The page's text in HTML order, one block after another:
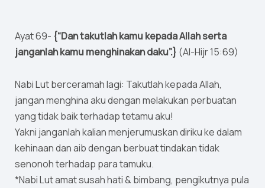
Ayat 69- {“Dan takutlah kamu kepada Allah serta
janganlah kamu menghinakan daku”.} (Al-Hijr 15:69)
Nabi Lut berceramah lagi: Takutlah kepada Allah,
jangan menghina aku dengan melakukan perbuatan
yang tidak baik terhadap tetamu aku!
Yakni janganlah kalian menjerumuskan diriku ke dalam
kehinaan dan aib dengan berbuat tindakan tidak
senonoh terhadap para tamuku.
*Nabi Lut amat susah hati & bimbang, pengikutnya pula